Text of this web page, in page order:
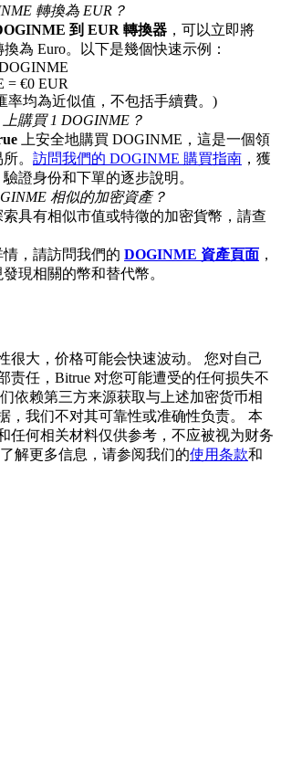
現金獎勵
瓜分 25,000 USDT 獎池！
& 赢取
轉換為 EUR？
到 EUR 轉換器 ，可以立即將
為 Euro。以下是幾個快速示例：
= €0 EUR
率均為近似值，不包括手續費。)
購買 1 DOGINME？
上安全地購買 DOGINME，這是一個領
。 訪問我們的 DOGINME 購買指南 ，獲
證身份和下單的逐步說明。
相似的加密資產？
具有相似市值或特徵的加密貨幣，請查
，請訪問我們的 DOGINME 資產頁面 ，
現相關的幣和替代幣。
很大，价格可能会快速波动。 您对自己
责任，Bitrue 对您可能遭受的任何损失不
依赖第三方来源获取与上述加密货币相
，我们不对其可靠性或准确性负责。 本
任何相关材料仅供参考，不应被视为财务
解更多信息，请参阅我们的使用条款和